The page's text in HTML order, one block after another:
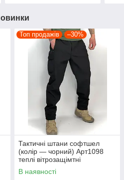
Топ продажів –30%
Тактичні штани софтшел
(колір — чорний) Арт1098
теплі вітрозащімтні
водовідштовхувальні на флісі
топ
В наявності